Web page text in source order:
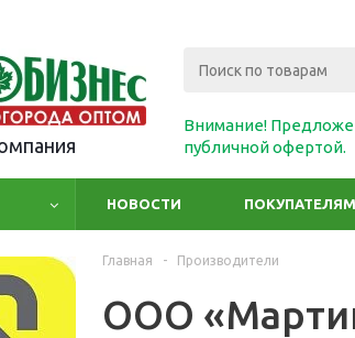
Внимание!
публичной офертой.
НОВОСТИ ПОКУПАТЕЛЯМ
Главная - Производители
ООО